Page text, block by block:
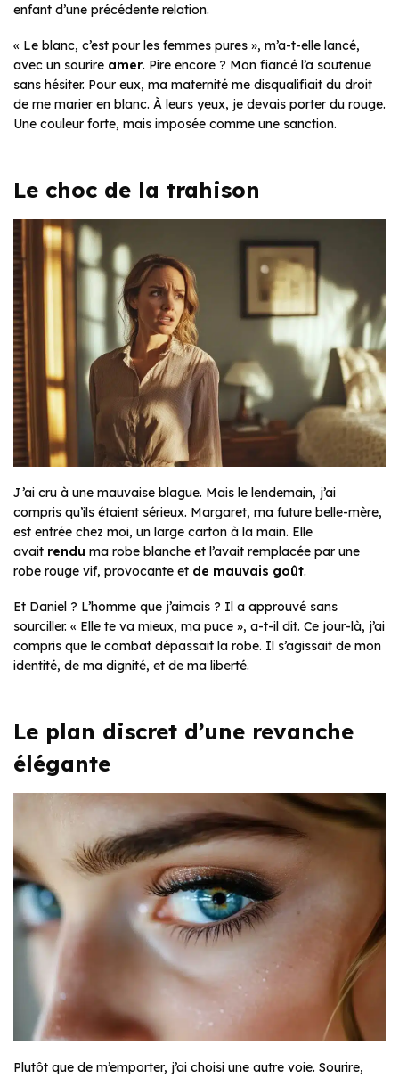
enfant d’une précédente relation.
« Le blanc, c’est pour les femmes pures », m’a-t-elle lancé,
avec un sourire amer. Pire encore ? Mon fiancé l’a soutenue
sans hésiter. Pour eux, ma maternité me disqualifiait du droit
de me marier en blanc. À leurs yeux, je devais porter du rouge.
Une couleur forte, mais imposée comme une sanction.
Le choc de la trahison
J’ai cru à une mauvaise blague. Mais le lendemain, j’ai
compris qu’ils étaient sérieux. Margaret, ma future belle-mère,
est entrée chez moi, un large carton à la main. Elle
avait rendu ma robe blanche et l’avait remplacée par une
robe rouge vif, provocante et de mauvais goût.
Et Daniel ? L’homme que j’aimais ? Il a approuvé sans
sourciller. « Elle te va mieux, ma puce », a-t-il dit. Ce jour-là, j’ai
compris que le combat dépassait la robe. Il s’agissait de mon
identité, de ma dignité, et de ma liberté.
Le plan discret d’une revanche
élégante
Plutôt que de m’emporter, j’ai choisi une autre voie. Sourire,